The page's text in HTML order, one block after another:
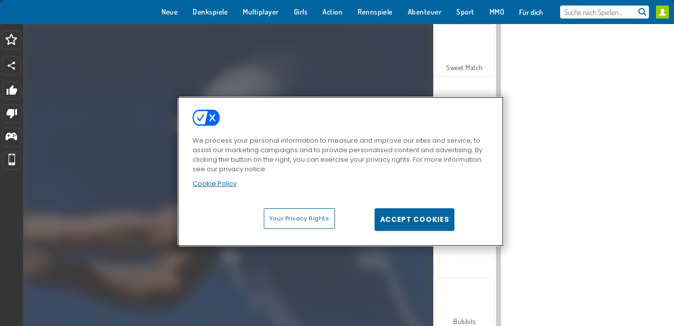
Neue Denkspiele Multiplayer Girls Action Rennspiele Abenteuer Sport MMO Für dich
Sweet Match
Zen Solitaire
Bubbits
We process your personal information to measure and improve our sites and service, to
assist our marketing campaigns and to provide personalised content and advertising. By
clicking the button on the right, you can exercise your privacy rights. For more information
see our privacy notice
Cookie Policy
Your Privacy Rights ACCEPT COOKIES